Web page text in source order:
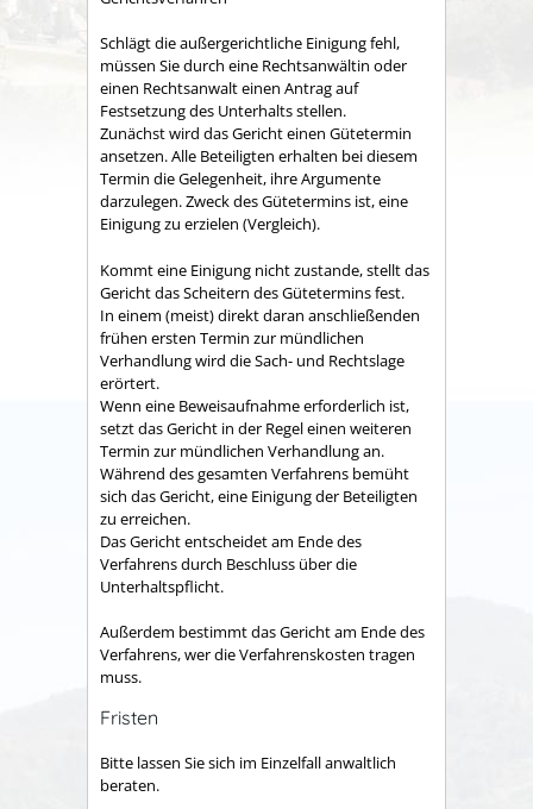
Schlägt die außergerichtliche Einigung fehl,
müssen Sie durch eine Rechtsanwältin oder
einen Rechtsanwalt einen Antrag auf
Festsetzung des Unterhalts stellen.
Zunächst wird das Gericht einen Gütetermin
ansetzen.Alle Beteiligten erhalten bei diesem
Termin die Gelegenheit, ihre Argumente
darzulegen. Zweck des Gütetermins ist, eine
Einigung zu erzielen (Vergleich).
Kommt eine Einigung nicht zustande, stellt das
Gericht das Scheitern des Gütetermins fest.
In einem (meist) direkt daran anschließenden
frühen ersten Termin zur mündlichen
Verhandlung wird die Sach- und Rechtslage
erörtert.
Wenn eine Beweisaufnahme erforderlich ist,
setzt das Gericht in der Regel einen weiteren
Termin zur mündlichen Verhandlung an.
Während des gesamten Verfahrens bemüht
sich das Gericht, eine Einigung der Beteiligten
zu erreichen.
Das Gericht entscheidet am Ende des
Verfahrens durch Beschluss über die
Unterhaltspflicht.
Außerdem bestimmt das Gericht am Ende des
Verfahrens, wer die Verfahrenskosten tragen
muss.
Fristen
Bitte lassen Sie sich im Einzelfall anwaltlich
beraten.